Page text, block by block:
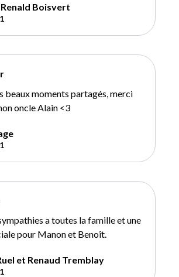
Boisvert
beaux moments partagés, merci
oncle Alain <3
a toutes la famille et une
pour Manon et Benoît.
et Renaud Tremblay